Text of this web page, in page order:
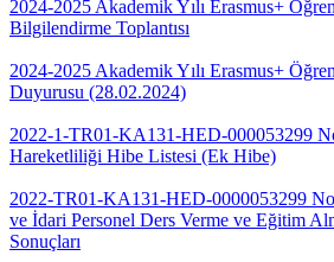
2024-2025 Akademik Yılı Erasmus+
Bilgilendirme Toplantısı
2024-2025 Akademik Yılı Erasmus+
Duyurusu (28.02.2024)
2022-1-TR01-KA131-HED-000053299
Hareketliliği Hibe Listesi (Ek Hibe)
2022-TR01-KA131-HED-0000053299
ve İdari Personel Ders Verme ve Eğitim
Sonuçları